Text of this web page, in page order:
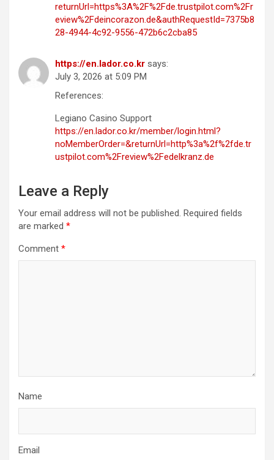
returnUrl=https%3A%2F%2Fde.trustpilot.com%2Fr
eview%2Fdeincorazon.de&authRequestId=7375b8
28-4944-4c92-9556-472b6c2cba85
https://en.lador.co.kr says:
July 3, 2026 at 5:09 PM
References:
Legiano Casino Support
https://en.lador.co.kr/member/login.html?
noMemberOrder=&returnUrl=http%3a%2f%2fde.tr
ustpilot.com%2Freview%2Fedelkranz.de
Leave a Reply
Your email address will not be published. Required fields
are marked *
Comment *
Name
Email